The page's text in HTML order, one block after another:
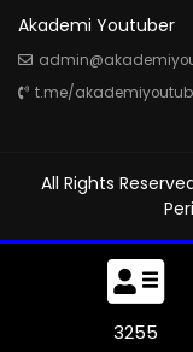
Akademi Youtuber
t.me/
All Rights
3615